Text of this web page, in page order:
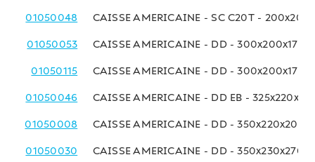
01050048 CAISSE AMERICAINE - SC C20T -
01050053 CAISSE AMERICAINE - DD - 300x200x170
01050115 CAISSE AMERICAINE - DD - 300x200x170
01050046 CAISSE AMERICAINE - DD EB -
01050008 CAISSE AMERICAINE - DD - 350x220x200
01050030 CAISSE AMERICAINE - DD - 350x230x270